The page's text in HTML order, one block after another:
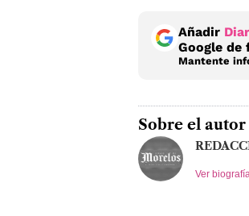
Añadir
Google de
Mantente
Sobre el autor
Ver